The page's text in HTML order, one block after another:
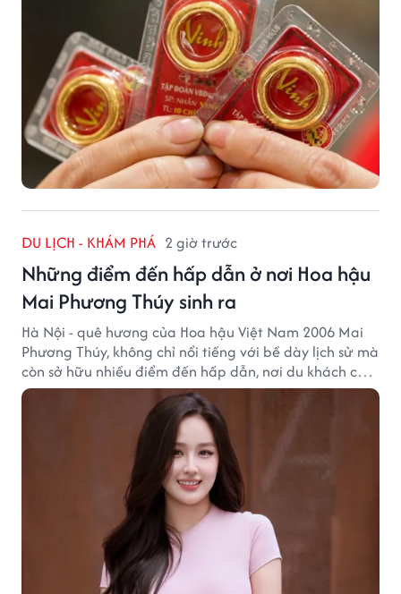
DU LỊCH - KHÁM PHÁ 2 giờ trước
Những điểm đến hấp dẫn ở nơi Hoa hậu
Mai Phương Thúy sinh ra
Hà Nội - quê hương của Hoa hậu Việt Nam 2006 Mai
Phương Thúy, không chỉ nổi tiếng với bề dày lịch sử mà
còn sở hữu nhiều điểm đến hấp dẫn, nơi du khách có
thể cảm nhận trọn vẹn vẻ đẹp cổ kính xen lẫn nhịp
sống hiện đại của Thủ đô.